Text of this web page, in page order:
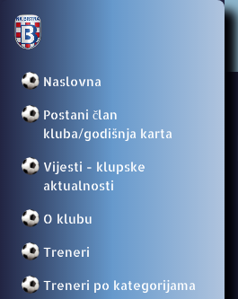
Naslovna
Postani član
kluba/godišnja karta
Vijesti - klupske
aktualnosti
O klubu
Treneri
Treneri po kategorijama